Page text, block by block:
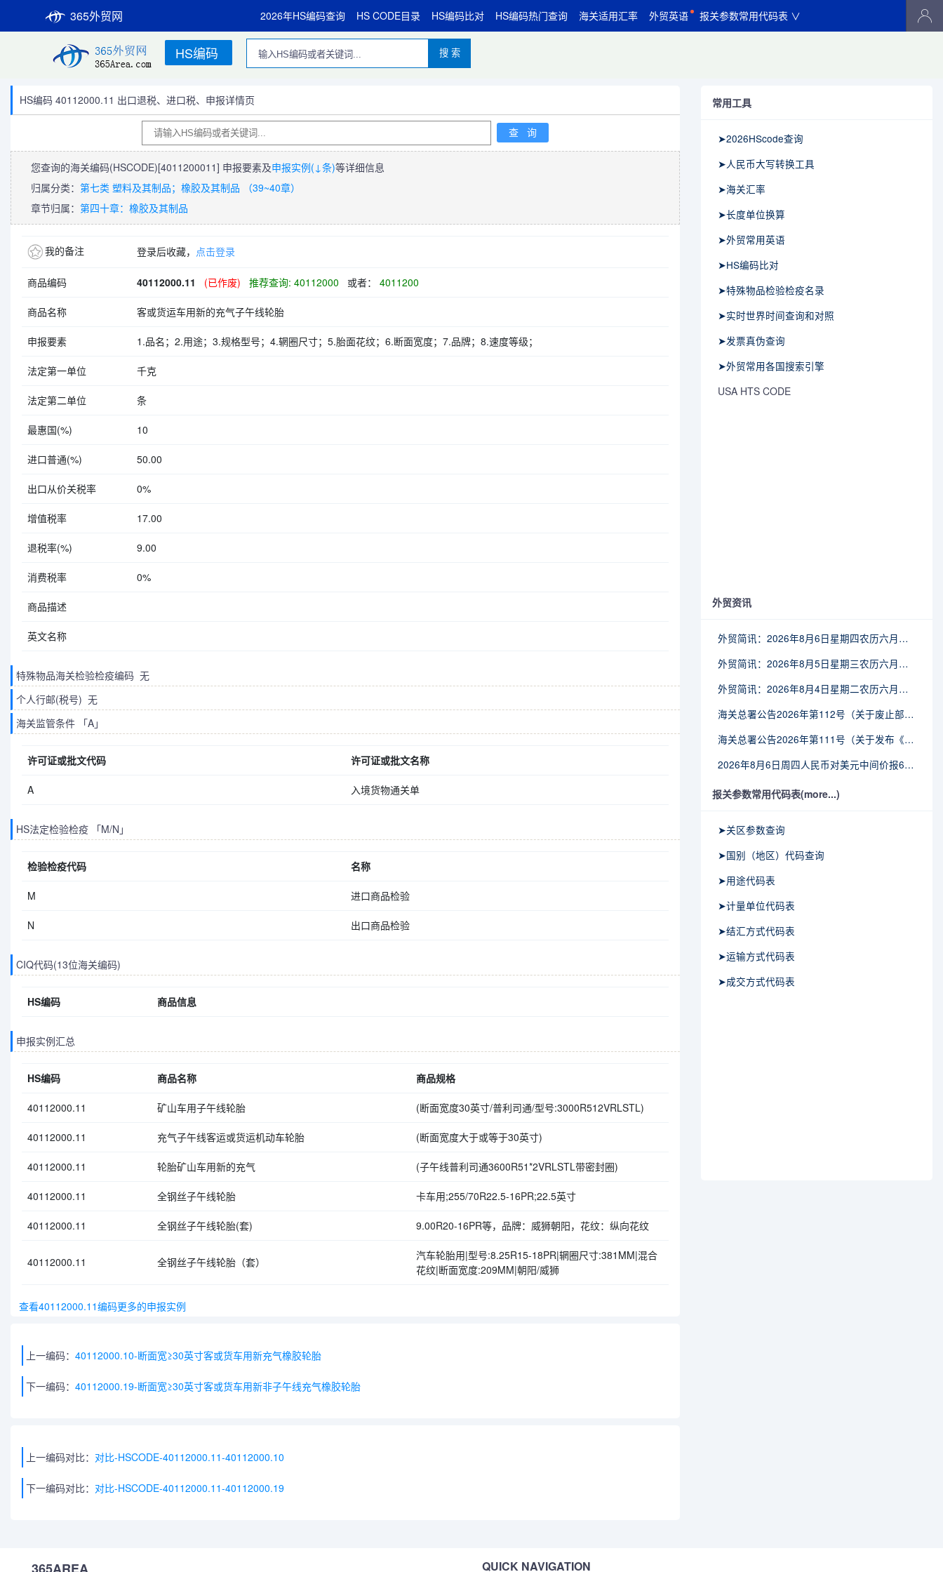
365外贸网 2026年HS编码查询 HS CODE目录 HS编码比对 HS编码热门查询 海关适用汇率 外贸英语 报关参数常用代码表 ∨
HS编码 搜 索
HS编码 40112000.11 出口退税、进口税、申报详情页
您查询的海关编码(HSCODE)[4011200011] 申报要素及申报实例(↓条)等详细信息
归属分类： 第七类 塑料及其制品；橡胶及其制品 （39~40章）
章节归属： 第四十章：橡胶及其制品
我的备注 登录后收藏， 点击登录
商品编码 40112000.11 (已作废) 推荐查询: 40112000 或者： 4011200
商品名称 客或货运车用新的充气子午线轮胎
申报要素 1.品名；2.用途；3.规格型号；4.辋圈尺寸； 5.胎面花纹；6.断面宽度；7.品牌；8.速度等级；
法定第一单位 千克
法定第二单位 条
最惠国(%) 10
进口普通(%) 50.00
出口从价关税率 0%
增值税率 17.00
退税率(%) 9.00
消费税率 0%
商品描述
英文名称
特殊物品海关检验检疫编码 无
个人行邮(税号) 无
海关监管条件 「A」
许可证或批文代码 许可证或批文名称
A 入境货物通关单
HS法定检验检疫 「M/N」
检验检疫代码 名称
M 进口商品检验
N 出口商品检验
CIQ代码(13位海关编码)
HS编码 商品信息
申报实例汇总
HS编码 商品名称 商品规格
40112000.11 矿山车用子午线轮胎 (断面宽度30英寸/普利司通/型号:3000R512VRLSTL)
40112000.11 充气子午线客运或货运机动车轮胎 (断面宽度大于或等于30英寸)
40112000.11 轮胎矿山车用新的充气 (子午线普利司通3600R51*2VRLSTL带密封圈)
40112000.11 全钢丝子午线轮胎 卡车用;255/70R22.5-16PR;22.5英寸
40112000.11 全钢丝子午线轮胎(套) 9.00R20-16PR等，品牌：威狮朝阳，花纹：纵向花纹
40112000.11 全钢丝子午线轮胎（套）
汽车轮胎用|型号:8.25R15-18PR|辋圈尺寸:381MM|混合
花纹|断面宽度:209MM|朝阳/威狮
查看40112000.11编码更多的申报实例
上一编码： 40112000.10-断面宽≥30英寸客或货车用新充气橡胶轮胎
下一编码： 40112000.19-断面宽≥30英寸客或货车用新非子午线充气橡胶轮胎
上一编码对比： 对比-HSCODE-40112000.11-40112000.10
下一编码对比： 对比-HSCODE-40112000.11-40112000.19
常用工具
➤2026HScode查询
➤人民币大写转换工具
➤海关汇率
➤长度单位换算
➤外贸常用英语
➤HS编码比对
➤特殊物品检验检疫名录
➤实时世界时间查询和对照
➤发票真伪查询
➤外贸常用各国搜索引擎
USA HTS CODE
外贸资讯
外贸简讯：2026年8月6日星期四农历六月廿四
外贸简讯：2026年8月5日星期三农历六月廿三
外贸简讯：2026年8月4日星期二农历六月廿二
海关总署公告2026年第112号（关于废止部分卫生检疫类规范性文件的公告）
海关总署公告2026年第111号（关于发布《进出境动植物检疫处理监督管理工作规定》《进出境卫生处理监督管理工作规定》的公告）
2026年8月6日周四人民币对美元中间价报6.7895调贬6个基点
报关参数常用代码表(more...)
➤关区参数查询
➤国别（地区）代码查询
➤用途代码表
➤计量单位代码表
➤结汇方式代码表
➤运输方式代码表
➤成交方式代码表
QUICK NAVIGATION